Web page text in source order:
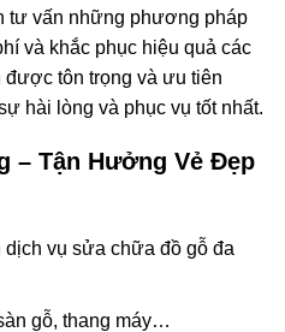
tư vấn những phương pháp
và khắc phục hiệu quả các
được tôn trọng và ưu tiên
hài lòng và phục vụ tốt nhất.
– Tận Hưởng Vẻ Đẹp
dịch vụ sửa chữa đồ gỗ đa
gỗ, thang máy…